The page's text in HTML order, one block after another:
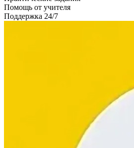
Помощь от учителя
Поддержка 24/7